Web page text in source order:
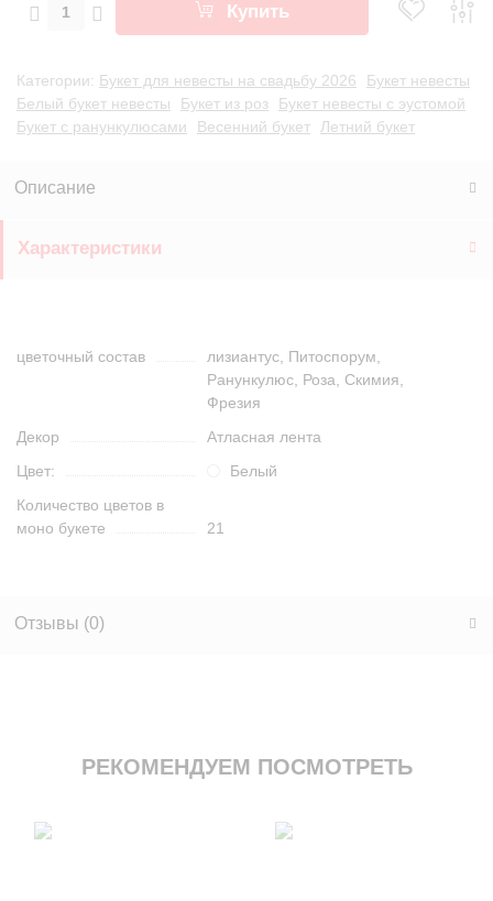
Купить
Категории: Букет для невесты на свадьбу 2026
Букет невесты
Белый букет невесты
Букет из роз
Букет невесты с эустомой
Букет с ранункулюсами
Весенний букет Летний букет
Описание
Характеристики
цветочный состав
лизиантус, Питоспорум,
Ранункулюс, Роза, Скимия,
Фрезия
Декор
Атласная лента
Цвет:
Белый
Количество цветов в
моно букете
21
Отзывы (0)
РЕКОМЕНДУЕМ ПОСМОТРЕТЬ